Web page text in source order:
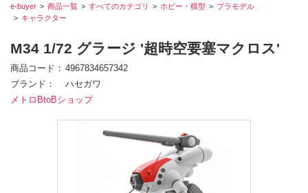
e-buyer
商品一覧 すべてのカテゴリ ホビー・模型
プラモデル
キャラクター
M34 1/72 グラージ '超時空要塞マクロス'
商品コード
4967834657342
ブランド
ハセガワ
メトロBtoBショップ